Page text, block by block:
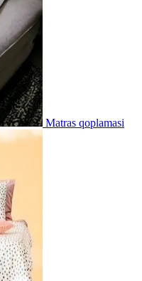
Matras qoplamasi